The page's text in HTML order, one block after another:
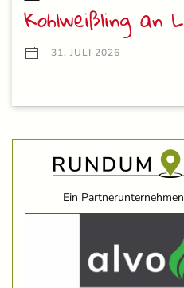
Kohlweißling an
31. JULI 2026
Ein